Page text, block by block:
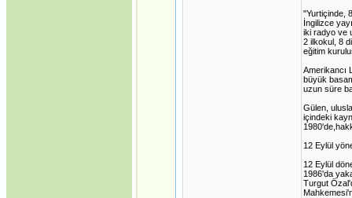
"Yurtiçinde,
İngilizce
iki radyo ve
2 ilkokul, 8
eğitim
Amerikancı
büyük
uzun süre
Gülen,
içindeki
12 Eylül
12 Eylül
1986'da
Turgut